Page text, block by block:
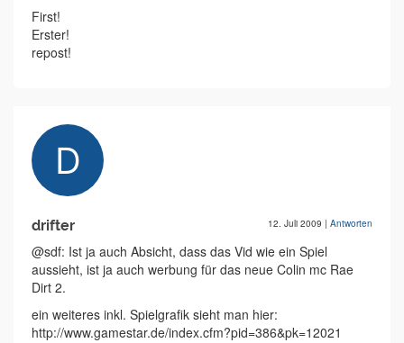
First!
Erster!
repost!
drifter 12. Juli 2009 | Antworten
@sdf: Ist ja auch Absicht, dass das Vid wie ein Spiel
aussieht, ist ja auch werbung für das neue Colin mc Rae
Dirt 2.
ein weiteres inkl. Spielgrafik sieht man hier:
http://www.gamestar.de/index.cfm?pid=386&pk=12021